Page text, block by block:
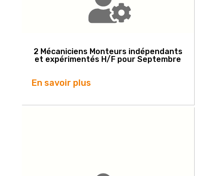
2 Mécaniciens Monteurs indépendants
et expérimentés H/F pour Septembre
En savoir plus